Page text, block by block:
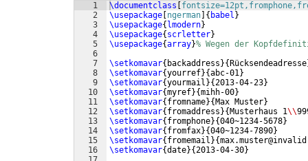
1
2
3
4
5
6
7
8
9
10
11
12
13
14
15
16
\documentclass
\usepackage ngerman { babel }
\usepackage{ lmodern}
\usepackage{ scrletter}
\usepackage{array}% Wegen der
\setkomavar{ backaddress }{ Rücksendeadresse
\setkomavar{yourref}{abc-01}
\setkomavar{yourmail }{2013-04-23}
\setkomavar{myref}{mihh-00}
\setkomavar{ fromname}{ Max Muster}
\setkomavar{ fromaddress }{ Musterhaus 1\\
\setkomavar{ fromphone}{040~1234-5678}
\setkomavar{ fromfax}{040~1234-7890}
\setkomavar{ fromemail }{
\setkomavar{date}{2013-04-30}